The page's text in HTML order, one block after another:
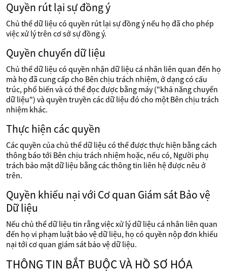
Quyền rút lại sự đồng ý
Chủ thể dữ liệu có quyền rút lại sự đồng ý nếu họ đã cho phép
việc xử lý trên cơ sở sự đồng ý.
Quyền chuyển dữ liệu
Chủ thể dữ liệu có quyền nhận dữ liệu cá nhân liên quan đến họ
mà họ đã cung cấp cho Bên chịu trách nhiệm, ở dạng có cấu
trúc, phổ biến và có thể đọc được bằng máy ("khả năng chuyển
dữ liệu") và quyền truyền các dữ liệu đó cho một Bên chịu trách
nhiệm khác.
Thực hiện các quyền
Các quyền của chủ thể dữ liệu có thể được thực hiện bằng cách
thông báo tới Bên chịu trách nhiệm hoặc, nếu có, Người phụ
trách bảo mật dữ liệu bằng các thông tin liên hệ được nêu ở
trên.
Quyền khiếu nại với Cơ quan Giám sát Bảo vệ
Dữ liệu
Nếu chủ thể dữ liệu tin rằng việc xử lý dữ liệu cá nhân liên quan
đến họ vi phạm luật bảo vệ dữ liệu, họ có quyền nộp đơn khiếu
nại tới cơ quan giám sát bảo vệ dữ liệu.
THÔNG TIN BẮT BUỘC VÀ HỒ SƠ HÓA